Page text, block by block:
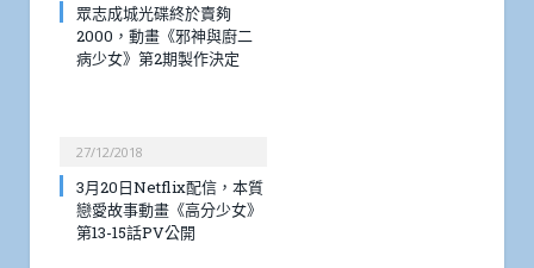
眾志成城光碟終於賣夠
2000，動畫《邪神與廚二
病少女》第2期製作決定
27/12/2018
3月20日Netflix配信，本質
戀愛故事動畫《高分少女》
第13-15話PV公開